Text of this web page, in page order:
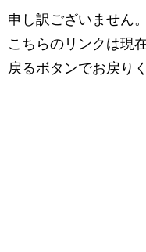
申し訳ございません。
こちらのリンクは現
戻るボタンでお戻り